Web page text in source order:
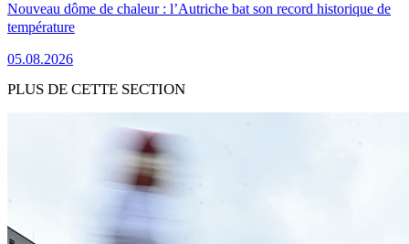
Nouveau dôme de chaleur : l’Autriche bat son record historique de
température
05.08.2026
PLUS DE CETTE SECTION